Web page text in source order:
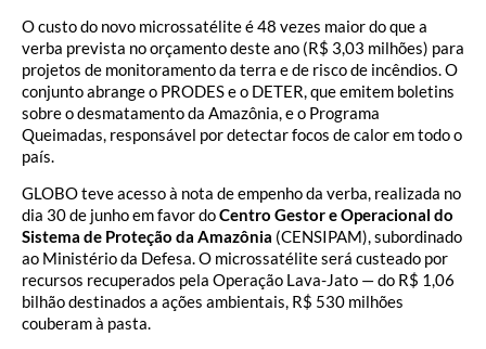
O custo do novo microssatélite é 48 vezes maior do que a
verba prevista no orçamento deste ano (R$ 3,03 milhões) para
projetos de monitoramento da terra e de risco de incêndios. O
conjunto abrange o PRODES e o DETER, que emitem boletins
sobre o desmatamento da Amazônia, e o Programa
Queimadas, responsável por detectar focos de calor em todo o
país.
GLOBO teve acesso à nota de empenho da verba, realizada no
dia 30 de junho em favor doCentro Gestor e Operacional do
Sistema de Proteção da Amazônia (CENSIPAM), subordinado
ao Ministério da Defesa. O microssatélite será custeado por
recursos recuperados pela Operação Lava-Jato — do R$ 1,06
bilhão destinados a ações ambientais, R$ 530 milhões
couberam à pasta.